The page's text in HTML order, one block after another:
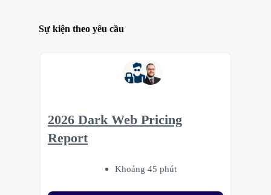
Sự kiện theo yêu cầu
2026 Dark Web Pricing
Report
Khoảng 45 phút